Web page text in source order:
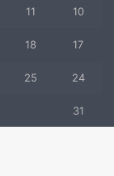
10
11
17
18
24
25
31